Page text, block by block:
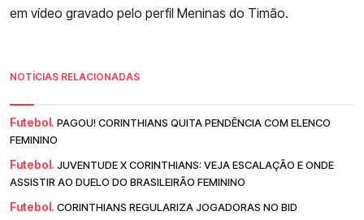
em vídeo gravado pelo perfil Meninas do Timão.
NOTÍCIAS RELACIONADAS
Futebol. PAGOU! CORINTHIANS QUITA PENDÊNCIA COM ELENCO
FEMININO
Futebol. JUVENTUDE X CORINTHIANS: VEJA ESCALAÇÃO E ONDE
ASSISTIR AO DUELO DO BRASILEIRÃO FEMININO
Futebol. CORINTHIANS REGULARIZA JOGADORAS NO BID